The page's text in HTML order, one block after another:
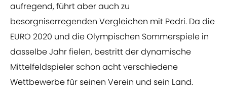
aufregend, führt aber auch zu
besorgniserregenden Vergleichen mit Pedri. Da die
EURO 2020 und die Olympischen Sommerspiele in
dasselbe Jahr fielen, bestritt der dynamische
Mittelfeldspieler schon acht verschiedene
Wettbewerbe für seinen Verein und sein Land.